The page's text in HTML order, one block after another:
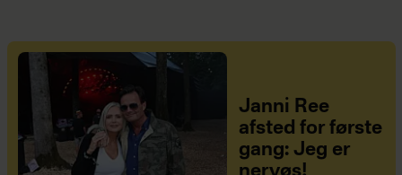
Janni Ree
afsted for første
gang: Jeg er